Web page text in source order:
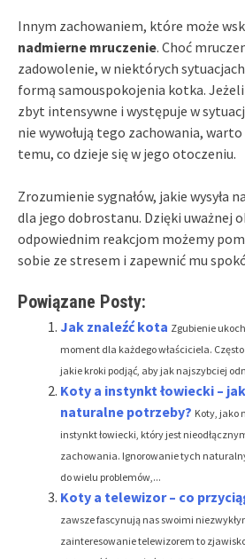
Innym zachowaniem, które może
nadmierne mruczenie. Choć
zadowolenie, w niektórych
formą samouspokojenia kotka.
zbyt intensywne i występuje w
nie wywołują tego zachowania,
temu, co dzieje się w jego otoczeniu.
Zrozumienie sygnałów, jakie wysyła
dla jego dobrostanu. Dzięki uważnej
odpowiednim reakcjom możemy
sobie ze stresem i zapewnić mu
Powiązane Posty:
Jak znaleźć kota Zgubienie
moment dla każdego właściciela.
jakie kroki podjąć, aby jak najszybciej
Koty a instynkt łowiecki –
naturalne potrzeby? Koty, jako
instynkt łowiecki, który jest
zachowania. Ignorowanie tych
do wielu problemów,...
Koty a telewizor – co
zawsze fascynują nas swoimi
zainteresowanie telewizorem to